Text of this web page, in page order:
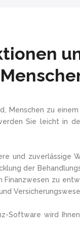
Menschen zu
Sie leicht in
und zuverlässige
der
zu
Software wird